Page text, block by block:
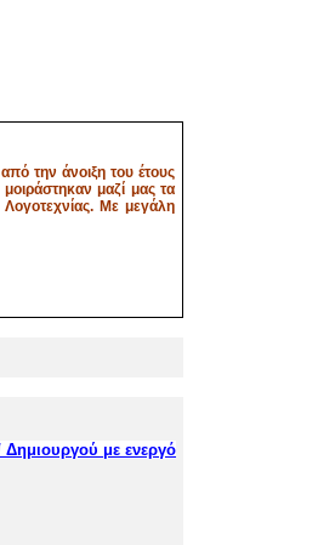
την άνοιξη του έτους
μαζί μας τα
Λογοτεχνίας. Με μεγάλη
Δημιουργού με ενεργό